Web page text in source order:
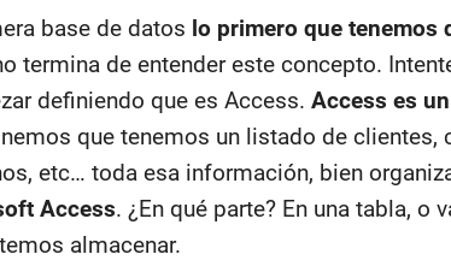
base de datos lo primero que tenemos
termina de entender este concepto.
definiendo que es Access. Access es
que tenemos un listado de clientes,
etc… toda esa información, bien
Access. ¿En qué parte? En una tabla, o
almacenar.